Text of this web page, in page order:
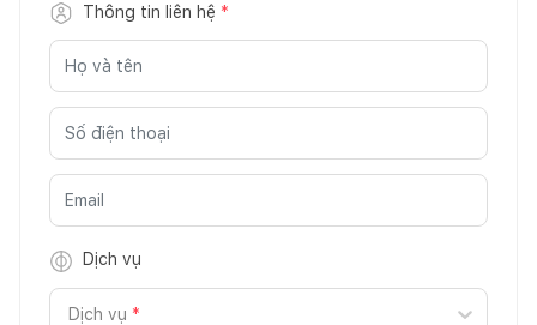
Thông tin liên hệ *
Dịch vụ
Dịch vụ *